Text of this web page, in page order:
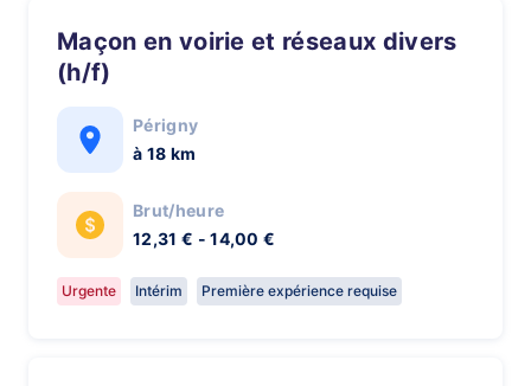
Maçon en voirie et réseaux divers
(h/f)
Périgny
à 18 km
Brut/heure
12,31 € - 14,00 €
Urgente Intérim Première expérience requise